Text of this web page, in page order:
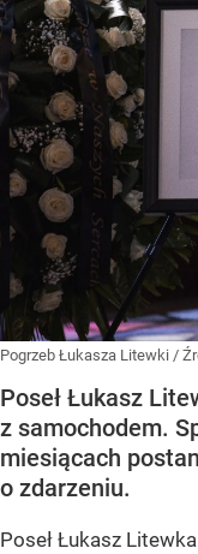
Pogrzeb Łukasza Litewki /
Poseł Łukasz
z samochodem.
miesiącach
o zdarzeniu.
Poseł Łukasz